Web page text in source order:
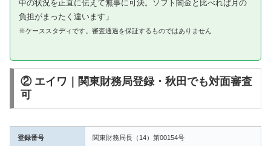
中の状況を正直に伝えて無事に可決。ソフト闇金と比べれば月の
負担がまったく違います」
※ケーススタディです。審査通過を保証するものではありません
② エイワ｜関東財務局登録・秋田でも対面審査
可
登録番号 関東財務局長（14）第00154号